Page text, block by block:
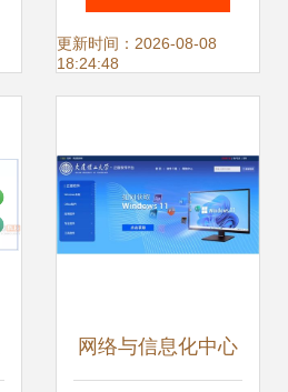
动制造业精益管理
更新时间：2026-08-08
18:24:48
网络与信息化中心